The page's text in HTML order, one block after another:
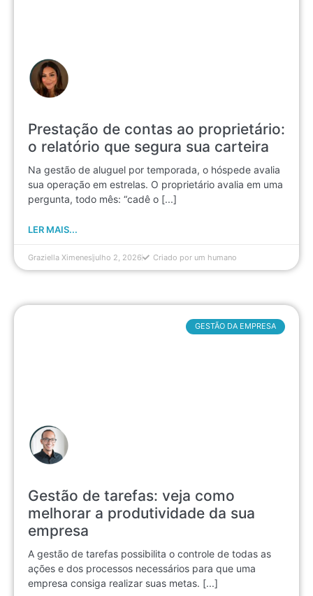
Prestação de contas ao proprietário:
o relatório que segura sua carteira
Na gestão de aluguel por temporada, o hóspede avalia
sua operação em estrelas. O proprietário avalia em uma
pergunta, todo mês: “cadê o [...]
LER MAIS...
Graziella Ximenes julho 2, 2026 Criado por um humano
Gestão de tarefas: veja como
melhorar a produtividade da sua
empresa
A gestão de tarefas possibilita o controle de todas as
ações e dos processos necessários para que uma
empresa consiga realizar suas metas. [...]
GESTÃO DA EMPRESA